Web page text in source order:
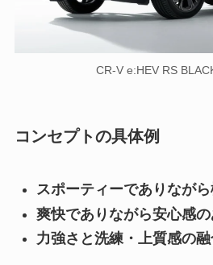
CR-V e:HEV RS
コンセプトの具体例
スポーティーでありなが
爽快でありながら安心感
力強さと洗練・上質感の